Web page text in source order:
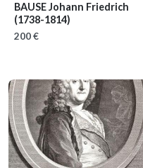
BAUSE Johann Friedrich
(1738-1814)
200 €